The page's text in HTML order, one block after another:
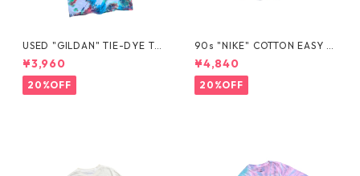
USED "GILDAN" TIE-DYE TE
E
¥3,960
20%OFF
90s "NIKE" COTTON EASY S
HORTS
¥4,840
20%OFF